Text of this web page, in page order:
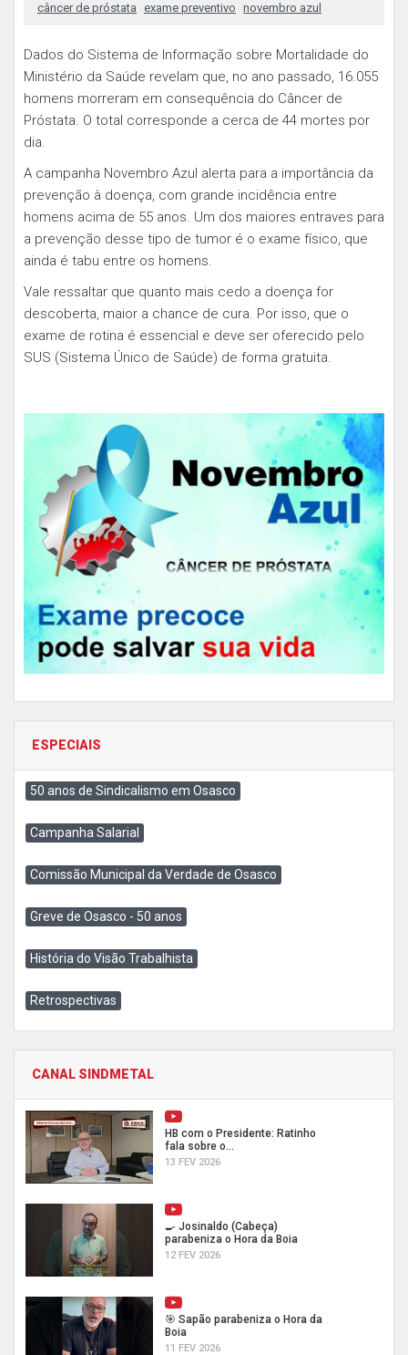
câncer de próstata exame preventivo novembro azul
Dados do Sistema de Informação sobre Mortalidade do
Ministério da Saúde revelam que, no ano passado, 16.055
homens morreram em consequência do Câncer de
Próstata. O total corresponde a cerca de 44 mortes por
dia.
A campanha Novembro Azul alerta para a importância da
prevenção à doença, com grande incidência entre
homens acima de 55 anos. Um dos maiores entraves para
a prevenção desse tipo de tumor é o exame físico, que
ainda é tabu entre os homens.
Vale ressaltar que quanto mais cedo a doença for
descoberta, maior a chance de cura. Por isso, que o
exame de rotina é essencial e deve ser oferecido pelo
SUS (Sistema Único de Saúde) de forma gratuita.
ESPECIAIS
50 anos de Sindicalismo em Osasco
Campanha Salarial
Comissão Municipal da Verdade de Osasco
Greve de Osasco - 50 anos
História do Visão Trabalhista
Retrospectivas
CANAL SINDMETAL
HB com o Presidente: Ratinho
fala sobre o...
13 FEV 2026
🍳 Josinaldo (Cabeça)
parabeniza o Hora da Boia
12 FEV 2026
🎯 Sapão parabeniza o Hora da
Boia
11 FEV 2026